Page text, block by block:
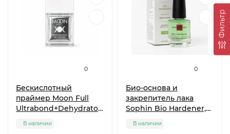
Фильтр
0
Бескислотный
праймер Moon Full
Ultrabond+Dehydrator
В наличии
0
Био-основа и
закрепитель лака
Sophin Bio Hardener,
В наличии